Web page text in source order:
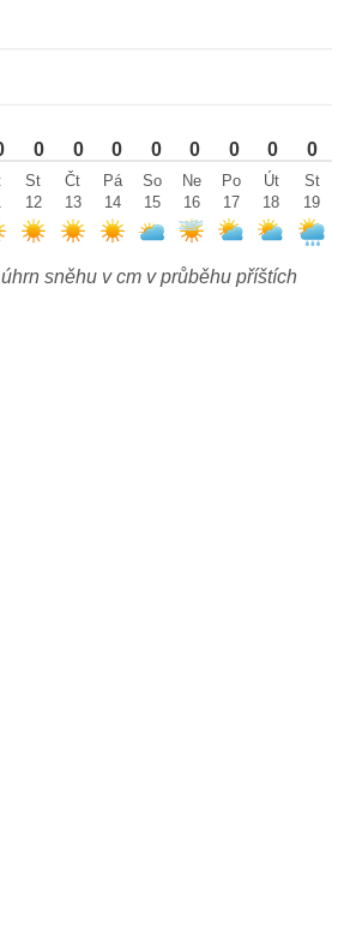
0 0 0 0 0 0 0 0
St
12
Čt
13
Pá
14
So
15
Ne
16
Po
17
Út
18
St
19
sněhu v cm v průběhu příštích